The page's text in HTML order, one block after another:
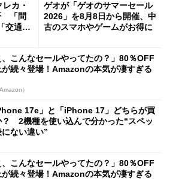
カ・
「問
交通系I
ゲオが「ゲオのサマーセール
2026」を8月8日から開催、中
古のスマホやゲームがお得に
、こんなセールやってたの？」80％OFF
が続々登場！Amazonの本気が凄すぎる
）
17e」と「iPhone 17」どちらが買
？ 2機種を使い込んで分かった“スペッ
にない違い”
、こんなセールやってたの？」80％OFF
が続々登場！Amazonの本気が凄すぎる